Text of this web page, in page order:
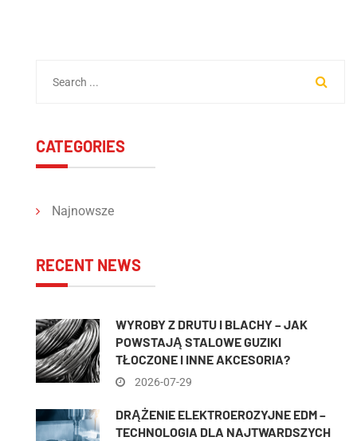
CATEGORIES
Najnowsze
RECENT NEWS
WYROBY Z DRUTU I BLACHY – JAK
POWSTAJĄ STALOWE GUZIKI
TŁOCZONE I INNE AKCESORIA?
2026-07-29
DRĄŻENIE ELEKTROEROZYJNE EDM –
TECHNOLOGIA DLA NAJTWARDSZYCH